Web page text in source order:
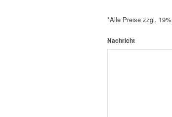
*Alle Preise zzgl.
Nachricht